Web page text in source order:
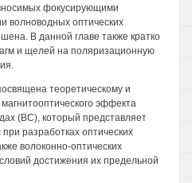
фокусирующими
волноводных оптических
В данной главе также кратко
и щелей на поляризационную
теоретическому и
эффекта
(ВС), который представляет
разработках оптических
волоконно-оптических
достижения их предельной